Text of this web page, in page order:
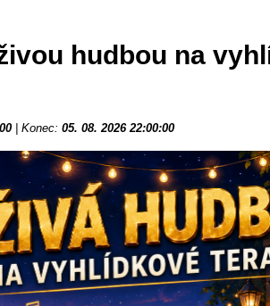
hudbou na
Konec: 05. 08. 2026 22:00:00